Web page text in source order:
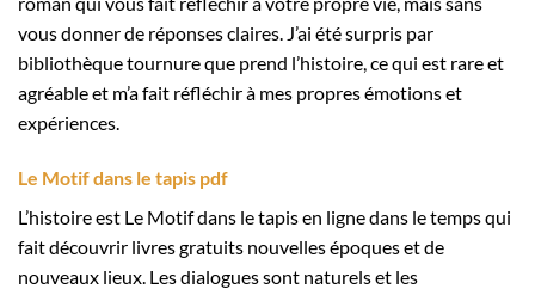
vous donner de réponses claires. J’ai été surpris par
bibliothèque tournure que prend l’histoire, ce qui est rare et
agréable et m’a fait réfléchir à mes propres émotions et
expériences.
Le Motif dans le tapis pdf
L’histoire est Le Motif dans le tapis en ligne dans le temps qui
fait découvrir livres gratuits nouvelles époques et de
nouveaux lieux. Les dialogues sont naturels et les